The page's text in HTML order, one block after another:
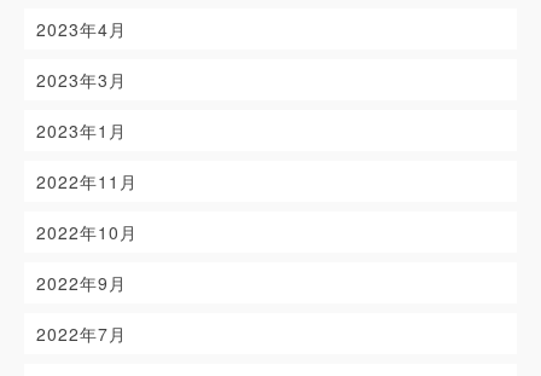
2023年4月
2023年3月
2023年1月
2022年11月
2022年10月
2022年9月
2022年7月